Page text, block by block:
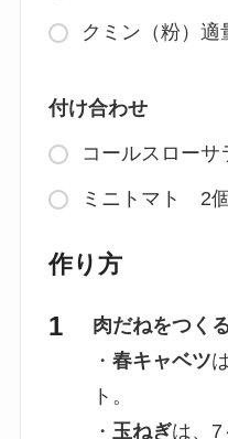
クミン（粉）適
付け合わせ
コールスロー
ミニトマト 2個
作り方
肉だねをつく
・ 春キャベツ
ト。
・ 玉ねぎは、7